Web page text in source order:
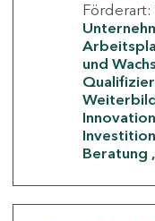
Förderart:
und
Beratung